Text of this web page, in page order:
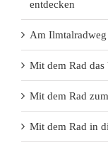
entdecken
Am Ilmtalradweg
Mit dem Rad das
Mit dem Rad
Mit dem Rad in